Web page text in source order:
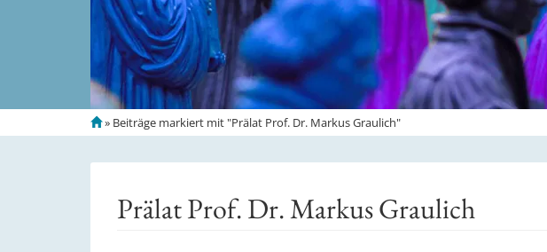
S
t
» Beiträge markiert mit "Prälat Prof. Dr. Markus Graulich"
Prälat Prof. Dr. Markus Graulich